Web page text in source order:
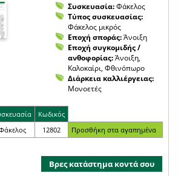
Συσκευασία:Φάκελος
Τύπος συσκευασίας:
Φάκελος μικρός
Εποχή σποράς:Άνοιξη
Εποχή συγκομιδής /
ανθοφορίας:Άνοιξη,
Καλοκαίρι, Φθινόπωρο
Διάρκεια καλλιέργειας:
Μονοετές
Κωδικός
12802
Βρες κατάστημα κοντά σου